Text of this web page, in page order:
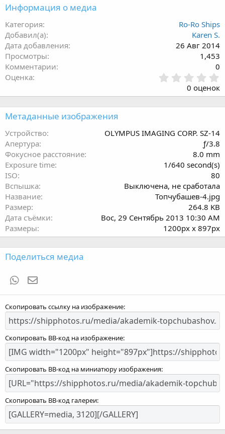
Информация о медиа
Категория
Ro-Ro Ships
Добавил(а)
Karen S.
Дата добавления
26 Авг 2014
Просмотры
1,453
Комментарии
0
Оценка
.
0
0
ё
0 оценок
Метаданные изображения
Устройство
OLYMPUS IMAGING CORP. SZ-14
Апертура
ƒ/3.8
Фокусное расстояние
8.0 mm
Exposure time
1/640 second(s)
ISO
80
Вспышка
Выключена, не сработала
Название
Топчубашев-4.jpg
Размер
264.8 KB
Дата съёмки
Вос, 29 Сентябрь 2013 10:30 AM
Размеры
1200px x 897px
Поделиться медиа
WhatsApp
Скопировать ссылку на изображение
Скопировать BB-код на изображение
Скопировать BB-код на миниатюру изображения
Скопировать BB-код галереи